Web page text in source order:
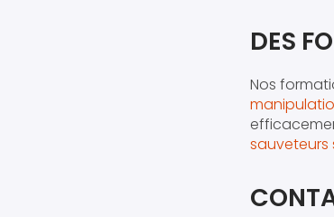
DES
Nos
sauveteurs